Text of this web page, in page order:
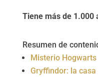
Tiene más de 1.000
Resumen de
Misterio Hogwarts
Gryffindor: la